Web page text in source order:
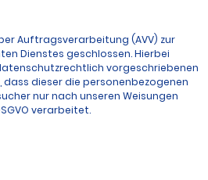
Auftragsverarbeitung (AVV) zur
Dienstes geschlossen. Hierbei
vorgeschriebenen
dieser die personenbezogenen
nur nach unseren Weisungen
verarbeitet.